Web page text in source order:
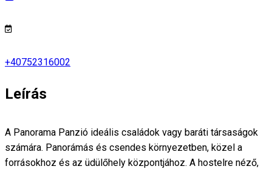
+40752316002
Leírás
A Panorama Panzió ideális családok vagy baráti társaságok
számára. Panorámás és csendes környezetben, közel a
forrásokhoz és az üdülőhely központjához. A hostelre néző,